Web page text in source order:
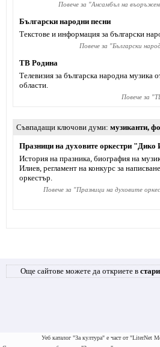
Повече за "Ансамбъл на
Български народни песни
Текстове и информация за български
Повече за "Български
ТВ Родина
Телевизия за българска народна музика
области.
Повече за "
Съвпадащи ключови думи музиканти,
Празници на духовите оркестри
История на празника, биография на
Илиев, регламент на конкурс за
оркестър.
Повече за "Празници на духовите
Още сайтове можете да откриете в
Уеб каталог "За култура" е част от